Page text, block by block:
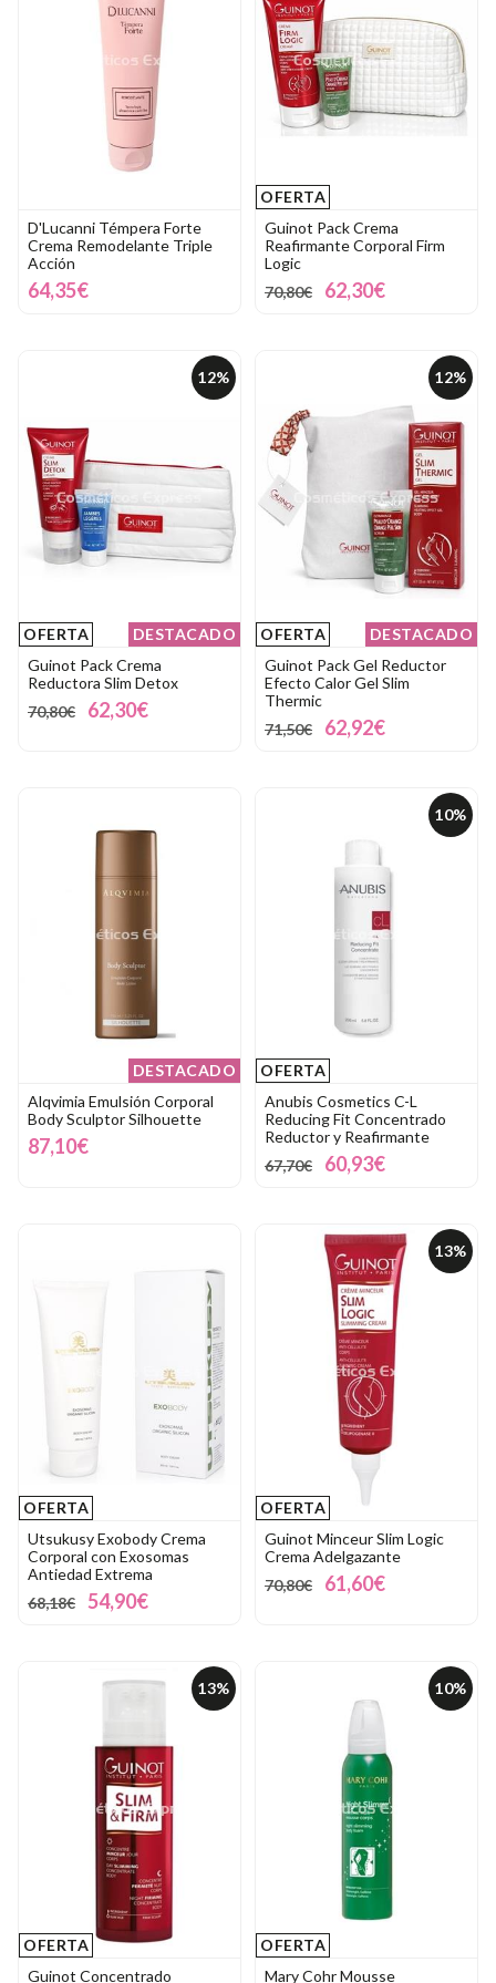
D'Lucanni Témpera Forte
Crema Remodelante Triple
Acción
64,35€
OFERTA
Guinot Pack Crema
Reafirmante Corporal Firm
Logic
70,80€
62,30€
12%
OFERTA
DESTACADO
Guinot Pack Crema
Reductora Slim Detox
70,80€
62,30€
12%
OFERTA
DESTACADO
Guinot Pack Gel Reductor
Efecto Calor Gel Slim
Thermic
71,50€
62,92€
DESTACADO
Alqvimia Emulsión Corporal
Body Sculptor Silhouette
87,10€
10%
OFERTA
Anubis Cosmetics C-L
Reducing Fit Concentrado
Reductor y Reafirmante
67,70€
60,93€
OFERTA
Utsukusy Exobody Crema
Corporal con Exosomas
Antiedad Extrema
68,18€
54,90€
13%
OFERTA
Guinot Minceur Slim Logic
Crema Adelgazante
70,80€
61,60€
13%
OFERTA
Guinot Concentrado
10%
OFERTA
Mary Cohr Mousse